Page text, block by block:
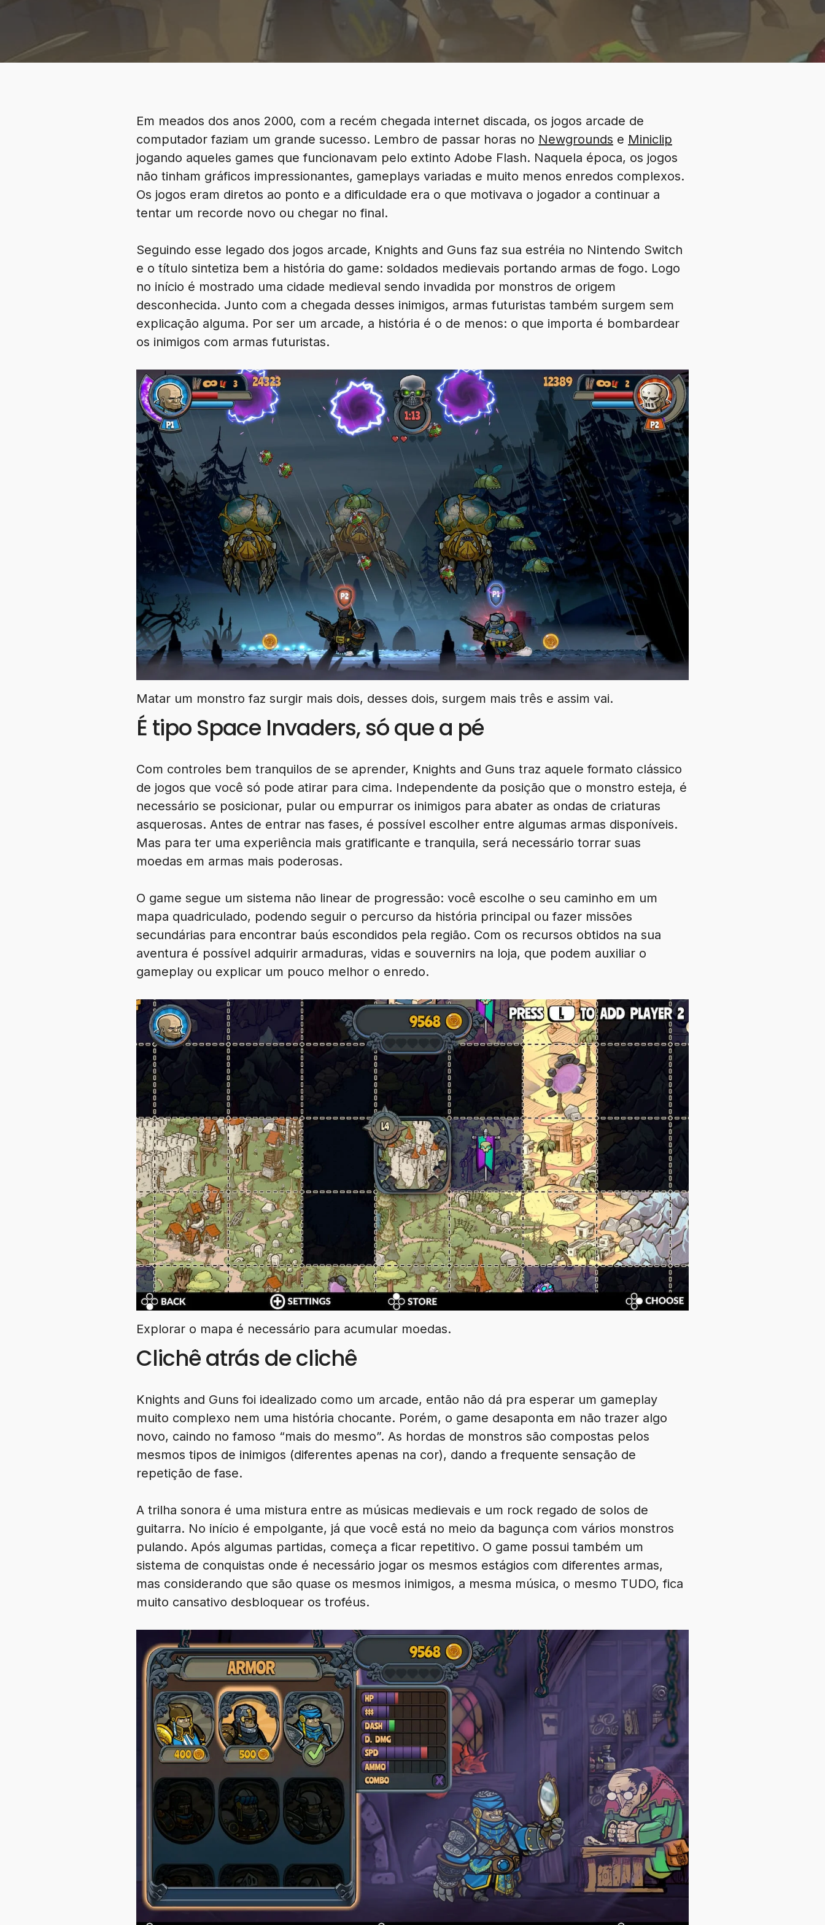
Em meados dos anos 2000, com a recém chegada internet discada, os jogos arcade de
computador faziam um grande sucesso. Lembro de passar horas no Newgrounds e Miniclip
jogando aqueles games que funcionavam pelo extinto Adobe Flash. Naquela época, os jogos
não tinham gráficos impressionantes, gameplays variadas e muito menos enredos complexos.
Os jogos eram diretos ao ponto e a dificuldade era o que motivava o jogador a continuar a
tentar um recorde novo ou chegar no final.
Seguindo esse legado dos jogos arcade, Knights and Guns faz sua estréia no Nintendo Switch
e o título sintetiza bem a história do game: soldados medievais portando armas de fogo. Logo
no início é mostrado uma cidade medieval sendo invadida por monstros de origem
desconhecida. Junto com a chegada desses inimigos, armas futuristas também surgem sem
explicação alguma. Por ser um arcade, a história é o de menos: o que importa é bombardear
os inimigos com armas futuristas.
Matar um monstro faz surgir mais dois, desses dois, surgem mais três e assim vai.
É tipo Space Invaders, só que a pé
Com controles bem tranquilos de se aprender, Knights and Guns traz aquele formato clássico
de jogos que você só pode atirar para cima. Independente da posição que o monstro esteja, é
necessário se posicionar, pular ou empurrar os inimigos para abater as ondas de criaturas
asquerosas. Antes de entrar nas fases, é possível escolher entre algumas armas disponíveis.
Mas para ter uma experiência mais gratificante e tranquila, será necessário torrar suas
moedas em armas mais poderosas.
O game segue um sistema não linear de progressão: você escolhe o seu caminho em um
mapa quadriculado, podendo seguir o percurso da história principal ou fazer missões
secundárias para encontrar baús escondidos pela região. Com os recursos obtidos na sua
aventura é possível adquirir armaduras, vidas e souvernirs na loja, que podem auxiliar o
gameplay ou explicar um pouco melhor o enredo.
Explorar o mapa é necessário para acumular moedas.
Clichê atrás de clichê
Knights and Guns foi idealizado como um arcade, então não dá pra esperar um gameplay
muito complexo nem uma história chocante. Porém, o game desaponta em não trazer algo
novo, caindo no famoso “mais do mesmo”. As hordas de monstros são compostas pelos
mesmos tipos de inimigos (diferentes apenas na cor), dando a frequente sensação de
repetição de fase.
A trilha sonora é uma mistura entre as músicas medievais e um rock regado de solos de
guitarra. No início é empolgante, já que você está no meio da bagunça com vários monstros
pulando. Após algumas partidas, começa a ficar repetitivo. O game possui também um
sistema de conquistas onde é necessário jogar os mesmos estágios com diferentes armas,
mas considerando que são quase os mesmos inimigos, a mesma música, o mesmo TUDO, fica
muito cansativo desbloquear os troféus.